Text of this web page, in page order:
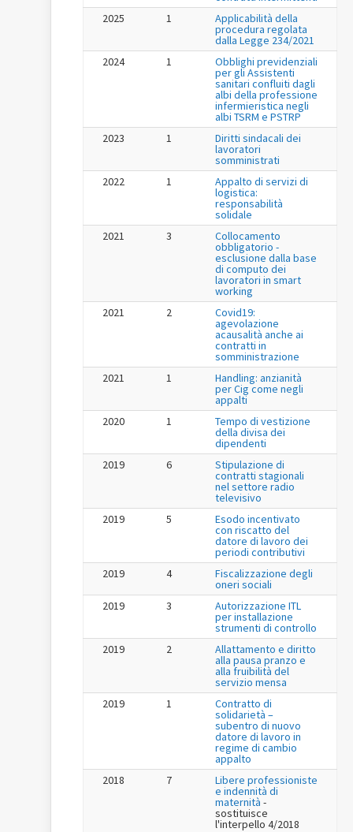
2025
1 Applicabilità della
procedura regolata
dalla Legge 234/2021
2024
1 Obblighi previdenziali
per gli Assistenti
sanitari confluiti dagli
albi della professione
infermieristica negli
albi TSRM e PSTRP
2023
1 Diritti sindacali dei
lavoratori
somministrati
2022
1 Appalto di servizi di
logistica:
responsabilità
solidale
2021
3 Collocamento
obbligatorio -
esclusione dalla base
di computo dei
lavoratori in smart
working
2021
2 Covid19:
agevolazione
acausalità anche ai
contratti in
somministrazione
2021
1 Handling: anzianità
per Cig come negli
appalti
2020
1 Tempo di vestizione
della divisa dei
dipendenti
2019
6 Stipulazione di
contratti stagionali
nel settore radio
televisivo
2019
5 Esodo incentivato
con riscatto del
datore di lavoro dei
periodi contributivi
2019
4 Fiscalizzazione degli
oneri sociali
2019
3 Autorizzazione ITL
per installazione
strumenti di controllo
2019
2 Allattamento e diritto
alla pausa pranzo e
alla fruibilità del
servizio mensa
2019
1 Contratto di
solidarietà –
subentro di nuovo
datore di lavoro in
regime di cambio
appalto
2018
7 Libere professioniste
e indennità di
maternità -
sostituisce
l'interpello 4/2018